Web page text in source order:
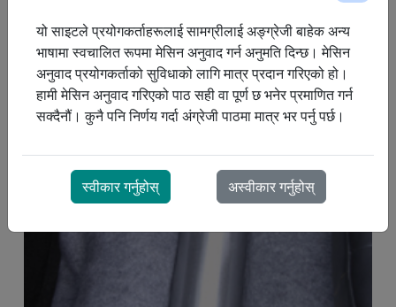
यो साइटले प्रयोगकर्ताहरूलाई सामग्रीलाई अङ्ग्रेजी बाहेक अन्य
भाषामा स्वचालित रूपमा मेसिन अनुवाद गर्न अनुमति दिन्छ। मेसिन
अनुवाद प्रयोगकर्ताको सुविधाको लागि मात्र प्रदान गरिएको हो।
हामी मेसिन अनुवाद गरिएको पाठ सही वा पूर्ण छ भनेर प्रमाणित गर्न
सक्दैनौं। कुनै पनि निर्णय गर्दा अंग्रेजी पाठमा मात्र भर पर्नु पर्छ।
स्वीकार गर्नुहोस् अस्वीकार गर्नुहोस्